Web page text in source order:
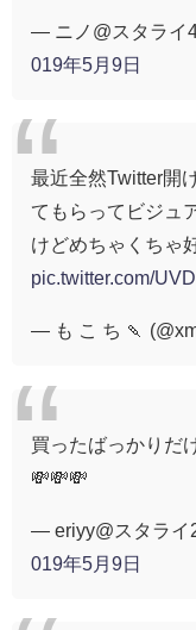
— ニノ@スタライ
019年5月9日
最近全然Twitter開
てもらってビジュ
けどめちゃくちゃ
pic.twitter.com/
— も こ ち 🍡
買ったばっかりだ
💸💸💸
— eriyy@スタライ
019年5月9日